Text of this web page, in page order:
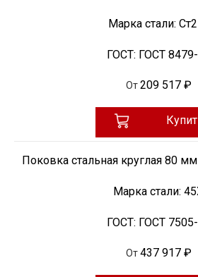
Марка стали:
ГОСТ: ГОСТ
От 209 517 ₽
Поковка стальная круглая 80
Марка стали:
ГОСТ: ГОСТ
От 437 917 ₽